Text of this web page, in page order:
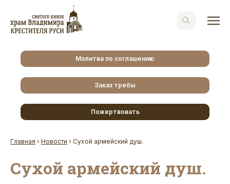
Молитва по соглашению
Заказ требы
Пожертвовать
Главная › Новости › Сухой армейский душ.
Сухой армейский душ.